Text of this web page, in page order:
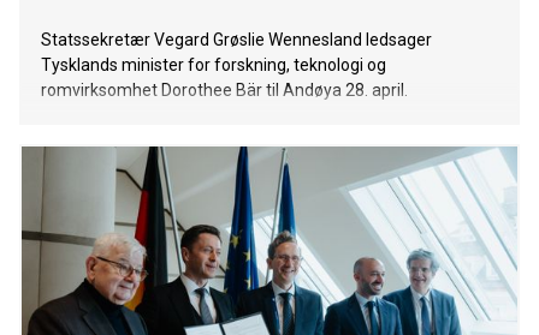
Statssekretær Vegard Grøslie Wennesland ledsager
Tysklands minister for forskning, teknologi og
romvirksomhet Dorothee Bär til Andøya 28. april.